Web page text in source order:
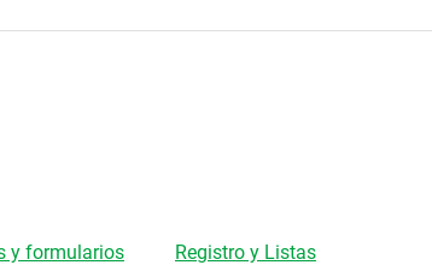
y formularios Registro y Listas